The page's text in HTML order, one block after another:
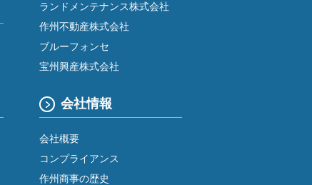
ランドメンテナンス株式会社
作州不動産株式会社
ブルーフォンセ
宝州興産株式会社
会社情報
会社概要
コンプライアンス
作州商事の歴史